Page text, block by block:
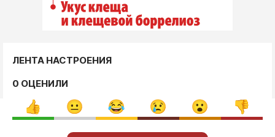
ЛЕНТА НАСТРОЕНИЯ
0 ОЦЕНИЛИ